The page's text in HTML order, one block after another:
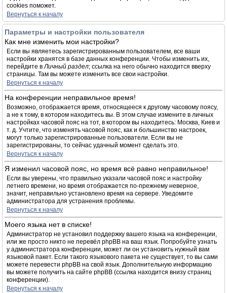
cookies поможет.
Вернуться к началу
Параметры и настройки пользователя
Как мне изменить мои настройки?
Если вы являетесь зарегистрированным пользователем, все ваши
настройки хранятся в базе данных конференции. Чтобы изменить их,
перейдите вЛичный раздел; ссылка на него обычно находится вверху
страницы. Там вы можете изменить все свои настройки.
Вернуться к началу
На конференции неправильное время!
Возможно, отображается время, относящееся к другому часовому поясу,
а не к тому, в котором находитесь вы. В этом случае измените в личных
настройках часовой пояс на тот, в котором вы находитесь: Москва, Киев и
т. д. Учтите, что изменять часовой пояс, как и большинство настроек,
могут только зарегистрированные пользователи. Если вы не
зарегистрированы, то сейчас удачный момент сделать это.
Вернуться к началу
Я изменил часовой пояс, но время всё равно неправильное!
Если вы уверены, что правильно указали часовой пояс и настройку
летнего времени, но время отображается по-прежнему неверное,
значит, неправильно установлено время на сервере. Уведомите
администратора для устранения проблемы.
Вернуться к началу
Моего языка нет в списке!
Администратор не установил поддержку вашего языка на конференции,
или же просто никто не перевёл phpBB на ваш язык. Попробуйте узнать
у администратора конференции, может ли он установить нужный вам
языковой пакет. Если такого языкового пакета не существует, то вы сами
можете перевести phpBB на свой язык. Дополнительную информацию
вы можете получить на сайте phpBB (ссылка находится внизу страниц
конференции).
Вернуться к началу